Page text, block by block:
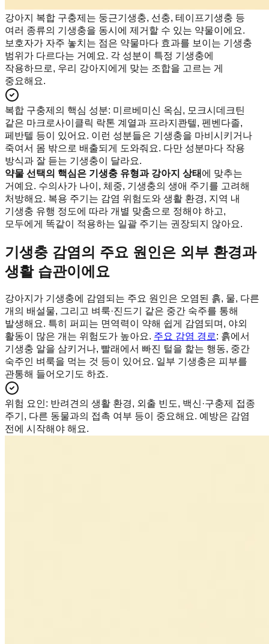
강아지 복합 구충제는 둥근기생충, 선충, 테이프기생충 등
여러 종류의 기생충을 동시에 제거할 수 있는 약물이에요.
보호자가 자주 놓치는 점은 약물마다 효과를 보이는 기생충
범위가 다르다는 거예요. 각 성분이 특정 기생충에
작용하므로, 우리 강아지에게 맞는 조합을 고르는 게
중요해요.
복합 구충제의 핵심 성분: 미르베미신 옥심, 모크시데크틴
같은 마크로사이클릭 락톤 계열과 프라지콴텔, 펜벤다졸,
페반텔 등이 있어요. 이런 성분들은 기생충을 마비시키거나
죽여서 몸 밖으로 배출되게 도와줘요. 다만 성분마다 작용
방식과 잘 듣는 기생충이 달라요.
약물 선택의 핵심은 기생충 유형과 강아지 상태 에 맞추는
거예요. 수의사가 나이, 체중, 기생충의 생애 주기를 고려해
처방해요. 복용 주기는 감염 위험도와 생활 환경, 지역 내
기생충 유행 정도에 따라 개별 맞춤으로 정해야 하고,
모두에게 똑같이 적용하는 일괄 주기는 권장되지 않아요.
기생충 감염의 주요 원인은 외부 환경과
생활 습관이에요
강아지가 기생충에 감염되는 주요 원인은 오염된 흙, 물, 다른
개의 배설물, 그리고 벼룩·진드기 같은 중간 숙주를 통해
발생해요. 특히 퍼피는 면역력이 약해 쉽게 감염되며, 야외
활동이 많은 개는 위험도가 높아요. 주요 감염 경로: 흙에서
기생충 알을 삼키거나, 빨래에서 빠진 털을 핥는 행동, 중간
숙주인 벼룩을 먹는 것 등이 있어요. 일부 기생충은 피부를
관통해 들어오기도 하죠.
위험 요인: 반려견의 생활 환경, 외출 빈도, 백신·구충제 접종
주기, 다른 동물과의 접촉 여부 등이 중요해요. 예방은 감염
전에 시작해야 해요.